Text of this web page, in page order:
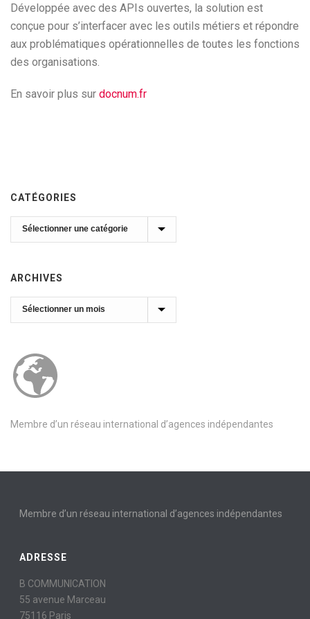
Développée avec des APIs ouvertes, la solution est
conçue pour s’interfacer avec les outils métiers et répondre
aux problématiques opérationnelles de toutes les fonctions
des organisations.
En savoir plus sur docnum.fr
CATÉGORIES
Catégories
ARCHIVES
Archives
Membre d’un réseau international d’agences indépendantes
Membre d’un réseau international d’agences indépendantes
ADRESSE
B COMMUNICATION
55 avenue Marceau
75116 Paris